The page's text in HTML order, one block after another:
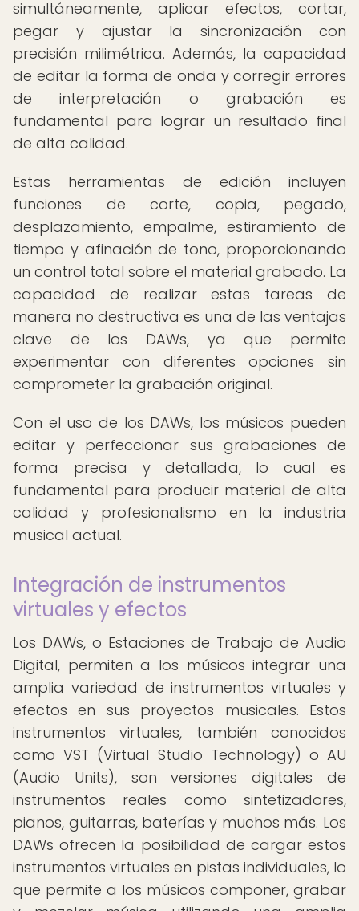
simultáneamente, aplicar efectos, cortar,
pegar y ajustar la sincronización con
precisión milimétrica. Además, la capacidad
de editar la forma de onda y corregir errores
de interpretación o grabación es
fundamental para lograr un resultado final
de alta calidad.
Estas herramientas de edición incluyen
funciones de corte, copia, pegado,
desplazamiento, empalme, estiramiento de
tiempo y afinación de tono, proporcionando
un control total sobre el material grabado. La
capacidad de realizar estas tareas de
manera no destructiva es una de las ventajas
clave de los DAWs, ya que permite
experimentar con diferentes opciones sin
comprometer la grabación original.
Con el uso de los DAWs, los músicos pueden
editar y perfeccionar sus grabaciones de
forma precisa y detallada, lo cual es
fundamental para producir material de alta
calidad y profesionalismo en la industria
musical actual.
Integración de instrumentos
virtuales y efectos
Los DAWs, o Estaciones de Trabajo de Audio
Digital, permiten a los músicos integrar una
amplia variedad de instrumentos virtuales y
efectos en sus proyectos musicales. Estos
instrumentos virtuales, también conocidos
como VST (Virtual Studio Technology) o AU
(Audio Units), son versiones digitales de
instrumentos reales como sintetizadores,
pianos, guitarras, baterías y muchos más. Los
DAWs ofrecen la posibilidad de cargar estos
instrumentos virtuales en pistas individuales, lo
que permite a los músicos componer, grabar